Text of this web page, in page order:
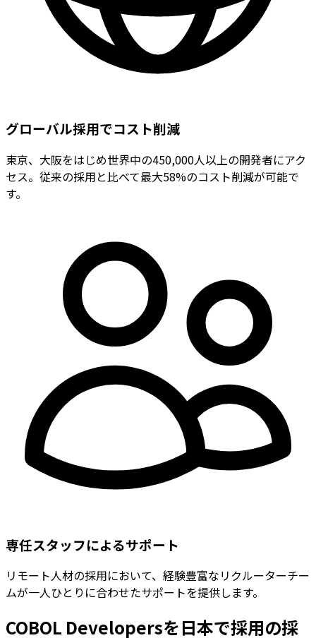
グローバル採用でコスト削減
東京、大阪をはじめ世界中の450,000人以上の開発者にアク
セス。従来の採用と比べて最大58%のコスト削減が可能で
す。
専任スタッフによるサポート
リモート人材の採用において、経験豊富なリクルーターチー
ムが一人ひとりに合わせたサポートを提供します。
COBOL Developersを日本で採用の採